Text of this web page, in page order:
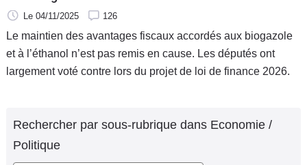
Le 04/11/2025 126
Le maintien des avantages fiscaux accordés aux biogazole
et à l’éthanol n’est pas remis en cause. Les députés ont
largement voté contre lors du projet de loi de finance 2026.
Rechercher par sous-rubrique dans Economie /
Politique